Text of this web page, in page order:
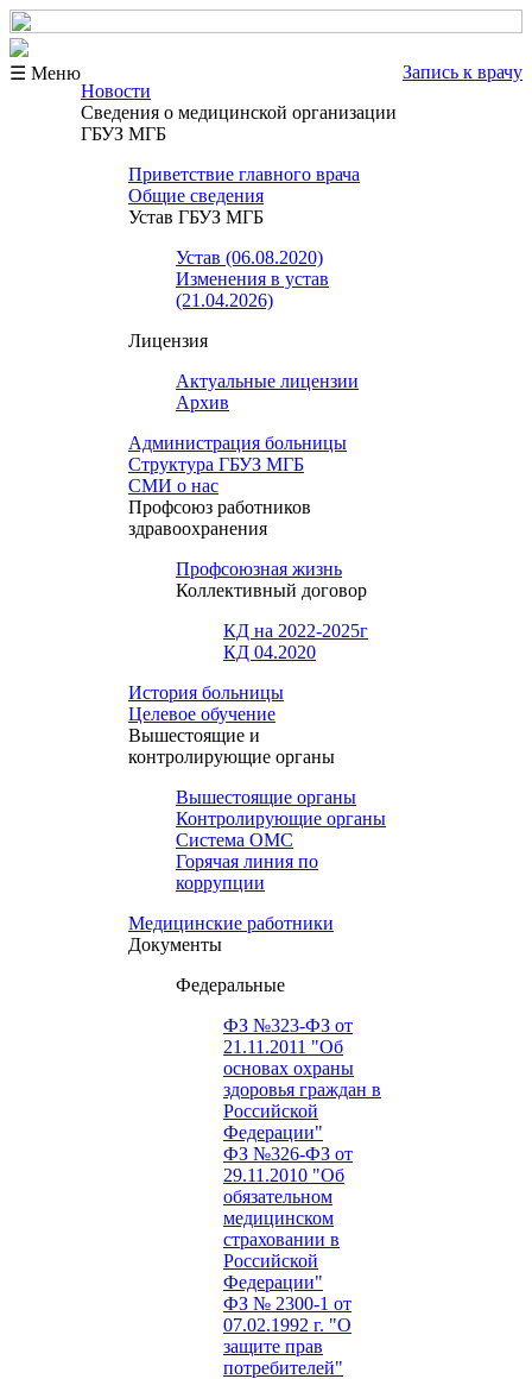
☰ Меню
Запись к врачу
Новости
Сведения о медицинской организации
ГБУЗ МГБ
Приветствие главного врача
Общие сведения
Устав ГБУЗ МГБ
Устав (06.08.2020)
Изменения в устав
(21.04.2026)
Лицензия
Актуальные лицензии
Архив
Администрация больницы
Структура ГБУЗ МГБ
СМИ о нас
Профсоюз работников
здравоохранения
Профсоюзная жизнь
Коллективный договор
КД на 2022-2025г
КД 04.2020
История больницы
Целевое обучение
Вышестоящие и
контролирующие органы
Вышестоящие органы
Контролирующие органы
Система ОМС
Горячая линия по
коррупции
Медицинские работники
Документы
Федеральные
ФЗ №323-ФЗ от
21.11.2011 "Об
основах охраны
здоровья граждан в
Российской
Федерации"
ФЗ №326-ФЗ от
29.11.2010 "Об
обязательном
медицинском
страховании в
Российской
Федерации"
ФЗ № 2300-1 от
07.02.1992 г. "О
защите прав
потребителей"